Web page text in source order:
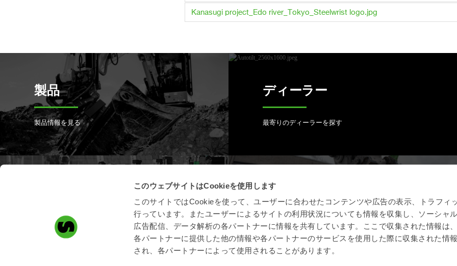
このウェブサイトはCookieを使用します
このサイトではCookieを使って、ユーザーに合わせたコンテンツや広告の表示、トラフィ
行っています。またユーザーによるサイトの利用状況についても情報を収集し、ソーシャ
広告配信、データ解析の各パートナーに情報を共有しています。ここで収集された情報は
各パートナーに提供した他の情報や各パートナーのサービスを使用した際に収集された情
され、各パートナーによって使用されることがあります。
Kanasugi project_Edo river_Tokyo_Steelwrist logo.jpg
製品
製品情報を見る
ディーラー
最寄りのディーラーを探す
スチールリスト製品の登録はこちら
オープン S 規格
全自動クイックカプラはオープンS規格の業界標準に
準拠しています。